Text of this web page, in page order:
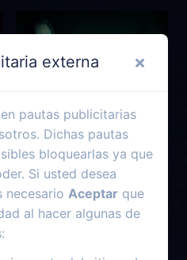
La noche del demonio: La
externa
pautas publicitarias
Dichas pautas
bloquearlas ya que
Si usted desea
necesario Aceptar que
al hacer algunas de